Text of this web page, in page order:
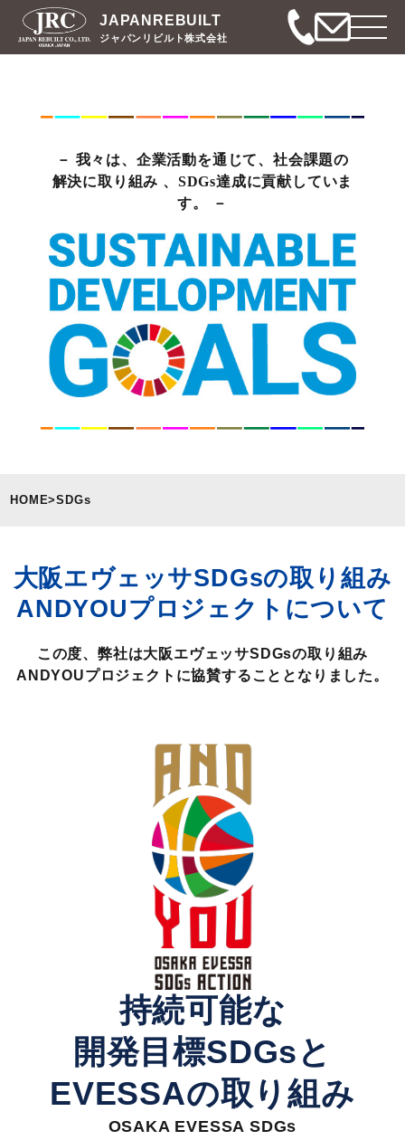
JAPANREBUILT
ジャパンリビルト株式会社
我々は、企業活動を通じて、社会課題の
解決に取り組み 、SDGs達成に貢献していま
す。
HOME>SDGs
大阪エヴェッサSDGsの取り組み
ANDYOUプロジェクトについて
この度、弊社は大阪エヴェッサSDGsの取り組み
ANDYOUプロジェクトに協賛することとなりました。
持続可能な
開発目標SDGsと
EVESSAの取り組み
OSAKA EVESSA SDGs